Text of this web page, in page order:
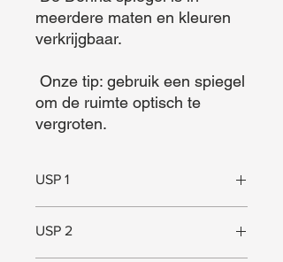
meerdere maten en kleuren
verkrijgbaar.
om de ruimte optisch te
vergroten.
USP 1
USP 2